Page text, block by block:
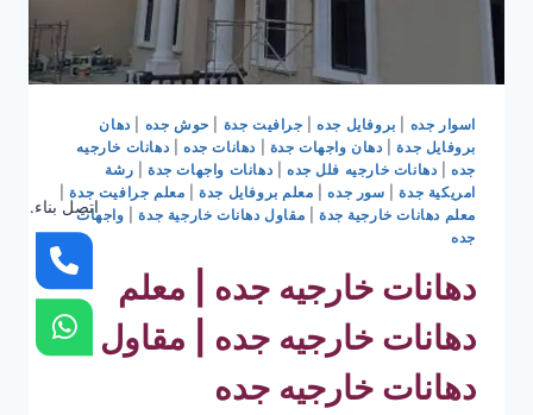
اسوار جده بروفايل جده| جرافيت جدة حوش جده
دهان
بروفايل جدة| دهان واجهات جدة دهانات جده
دهانات خارجيه
جده| دهانات خارجيه فلل جده دهانات واجهات جدة
رشة
امريكية جدة| سور جده| معلم بروفايل جدة| معلم جرافيت جدة|
معلم دهانات خارجية جدة
مقاول دهانات خارجية جدة| واجهات
جده
دهانات خارجيه جده | معلم
دهانات خارجيه جده | مقاول
دهانات خارجيه جده
اتصل بناء.